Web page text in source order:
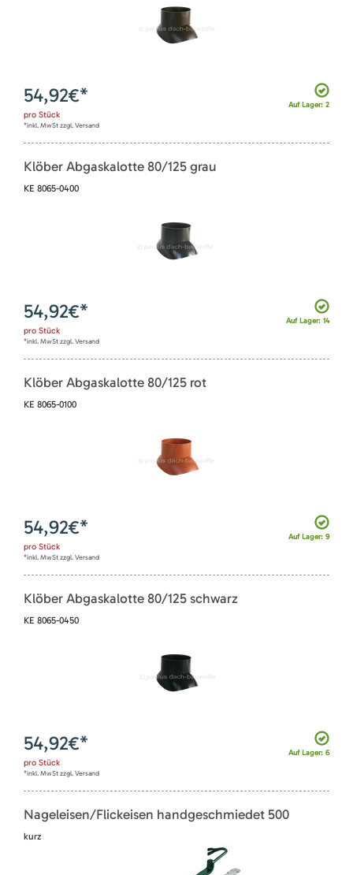
Auf Lager: 2
54,92€*
pro Stück
*inkl. MwSt zzgl. Versand
Klöber Abgaskalotte 80/125 grau
KE 8065-0400
Auf Lager: 14
54,92€*
pro Stück
*inkl. MwSt zzgl. Versand
Klöber Abgaskalotte 80/125 rot
KE 8065-0100
Auf Lager: 9
54,92€*
pro Stück
*inkl. MwSt zzgl. Versand
Klöber Abgaskalotte 80/125 schwarz
KE 8065-0450
Auf Lager: 6
54,92€*
pro Stück
*inkl. MwSt zzgl. Versand
Nageleisen/Flickeisen handgeschmiedet 500
kurz